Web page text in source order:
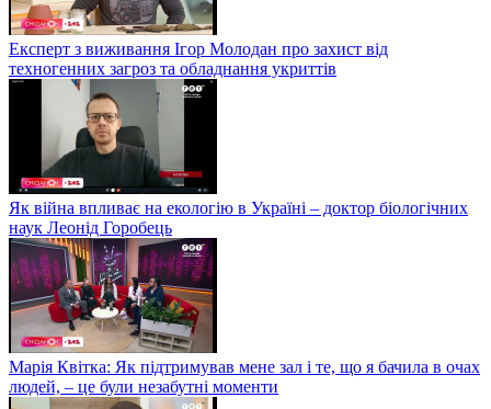
Експерт з виживання Ігор Молодан про захист від
техногенних загроз та обладнання укриттів
Як війна впливає на екологію в Україні – доктор біологічних
наук Леонід Горобець
Марія Квітка: Як підтримував мене зал і те, що я бачила в очах
людей, – це були незабутні моменти